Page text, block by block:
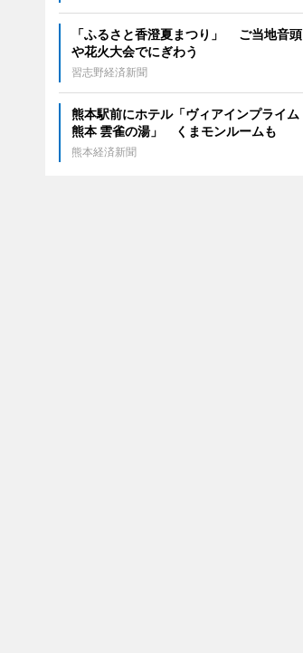
「ふるさと香澄夏まつり」 ご当地音頭
や花火大会でにぎわう
習志野経済新聞
熊本駅前にホテル「ヴィアインプライム
熊本 雲雀の湯」 くまモンルームも
熊本経済新聞